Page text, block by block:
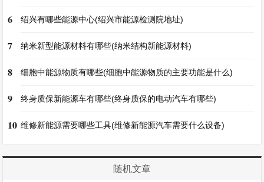
6 绍兴有哪些能源中心(绍兴市能源检测院地址)
7 纳米新型能源材料有哪些(纳米结构新能源材料)
8 细胞中能源物质有哪些(细胞中能源物质的主要功能是什么)
9 终身质保新能源车有哪些(终身质保的电动汽车有哪些)
10 维修新能源需要哪些工具(维修新能源汽车需要什么设备)
随机文章